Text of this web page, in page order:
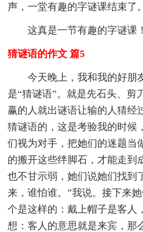
声，一堂有趣的字谜课结束了。
这真是一节有趣的字谜课！
猜谜语的作文 篇5
今天晚上，我和我的好朋
是“猜谜语”。就是先石头、剪
赢的人就出谜语让输的人猜经
猜谜语的，这是考验我的时候
们视为对手，把她们的迷题当
的搬开这些绊脚石，才能走到
也不甘示弱，她们说她们找到
来，谁怕谁。”我说。接下来
个是这样的：戴上帽子是客人
想：客人的意思就是来宾，那